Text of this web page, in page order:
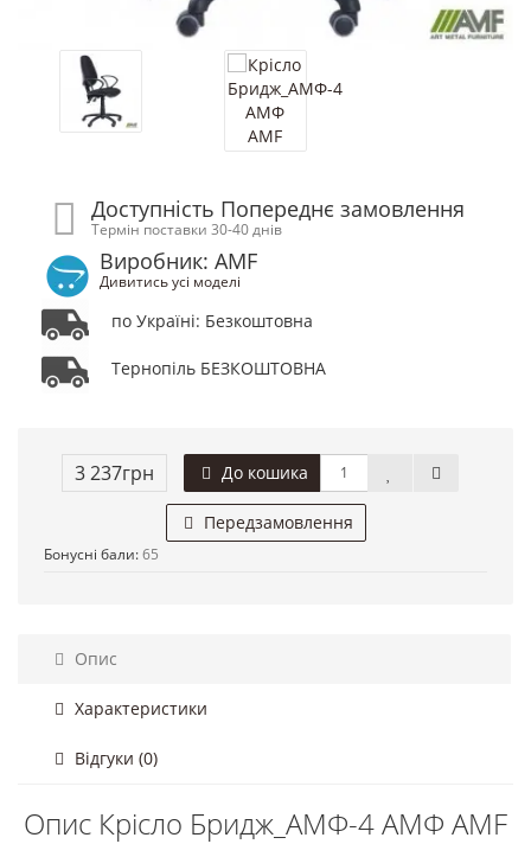
Доступність Попереднє замовлення
Термін поставки 30-40 днів
Виробник: AMF
Дивитись усі моделі
по Україні: Безкоштовна
Тернопіль БЕЗКОШТОВНА
3 237грн До кошика
Передзамовлення
Бонусні бали:65
Опис
Характеристики
Відгуки (0)
Опис Крісло Бридж_АМФ-4 АМФ AMF